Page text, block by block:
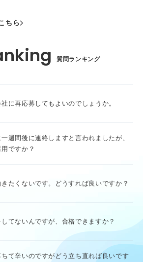
ちら
質問ランキング
に再応募してもよいのでしょうか。
週間後に連絡しますと言われましたが、
ですか？
たくないです。どうすれば良いですか？
てないんですが、合格できますか？
て辛いのですがどう立ち直れば良いです